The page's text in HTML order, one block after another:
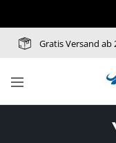
Inhalt
Gratis Versand ab
Navigation